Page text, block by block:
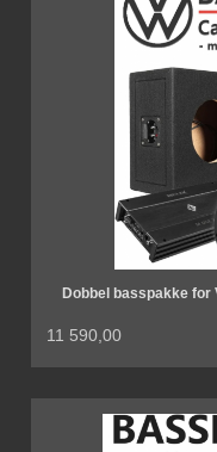
Dobbel basspakke for
11 590,00